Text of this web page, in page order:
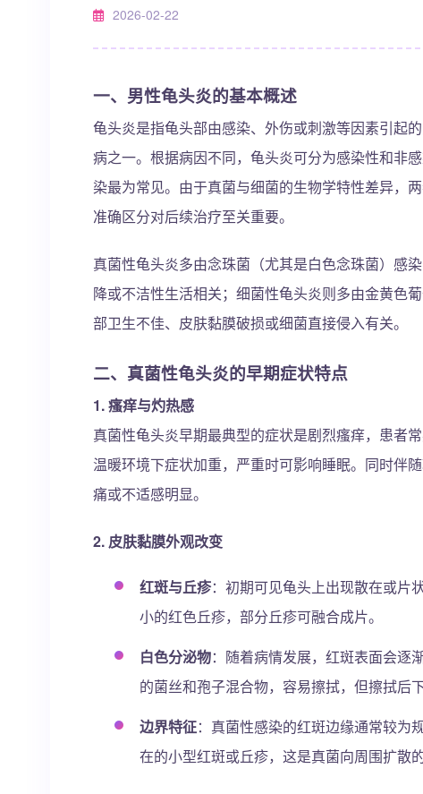
2026-02-22
一、男性龟头炎的基本概述
龟头炎是指龟头部由感染、外伤或刺激等因素引起
病之一。根据病因不同，龟头炎可分为感染性和非
染最为常见。由于真菌与细菌的生物学特性差异，
准确区分对后续治疗至关重要。
真菌性龟头炎多由念珠菌（尤其是白色念珠菌）感
降或不洁性生活相关；细菌性龟头炎则多由金黄色
部卫生不佳、皮肤黏膜破损或细菌直接侵入有关。
二、真菌性龟头炎的早期症状特点
1.瘙痒与灼热感
真菌性龟头炎早期最典型的症状是剧烈瘙痒，患者
温暖环境下症状加重，严重时可影响睡眠。同时伴
痛或不适感明显。
2. 皮肤黏膜外观改变
红斑与丘疹：初期可见龟头上出现散在或片
小的红色丘疹，部分丘疹可融合成片。
白色分泌物：随着病情发展，红斑表面会逐
的菌丝和孢子混合物，容易擦拭，但擦拭后
边界特征：真菌性感染的红斑边缘通常较为
在的小型红斑或丘疹，这是真菌向周围扩散的